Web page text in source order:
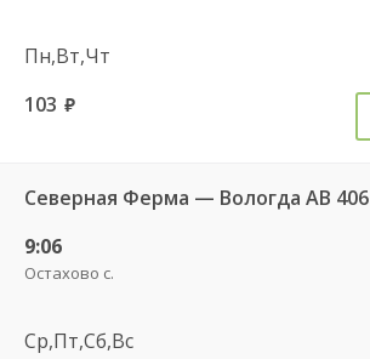
Пн,Вт,Чт
103 руб.
Северная Ферма — Вологда АВ 406
9:06
Остахово с.
Ср,Пт,Сб,Вс